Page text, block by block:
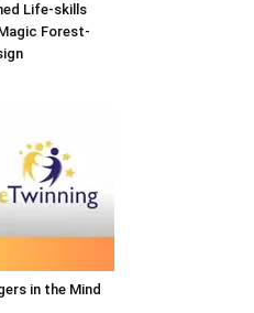
Life-skills
Forest-
in the Mind